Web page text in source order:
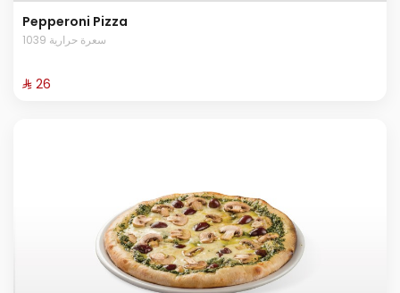
Pepperoni Pizza
1039 سعرة حرارية
⁨⁦‪‬ 26⁩